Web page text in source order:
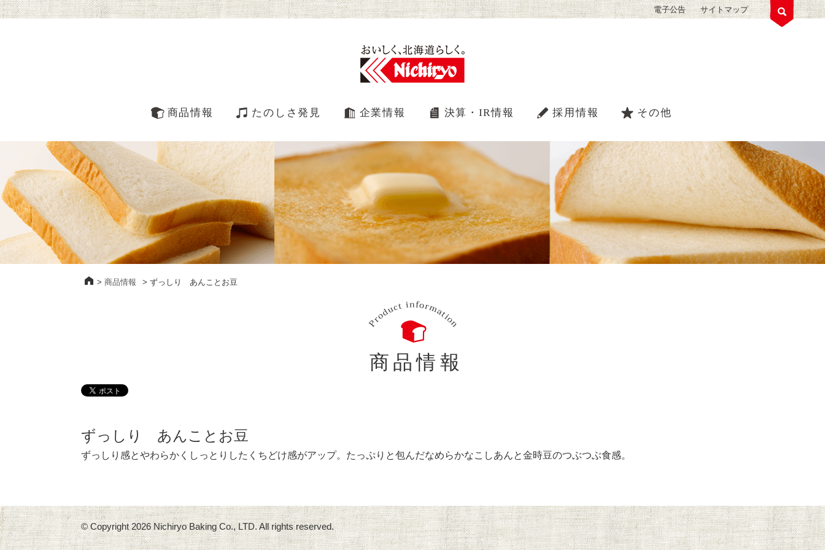
商品情報 たのしさ発見 企業情報 決算・IR情報 採用情報 その他
電子公告 サイトマップ
> 商品情報 > ずっしり あんことお豆
商品情報
ずっしり あんことお豆
ずっしり感とやわらかくしっとりしたくちどけ感がアップ。たっぷりと包んだなめらかなこしあんと金時豆のつぶつぶ食感。
© Copyright2026 Nichiryo Baking Co., LTD. All rights reserved.